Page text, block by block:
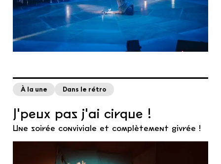
À la une Dans le rétro
J'peux pas j'ai cirque !
Une soirée conviviale et complètement givrée !